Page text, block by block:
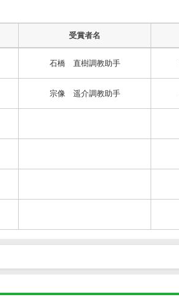
受賞者名
石橋 直樹調教助手
宗像 遥介調教助手